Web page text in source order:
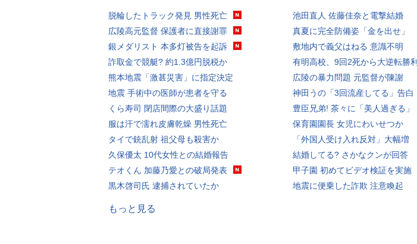
脱輪したトラック発見 男性死亡
広陵高元監督 保護者に直接謝罪
銀メダリスト 本多灯被告を起訴
詐取金で競艇? 約1.3億円脱税か
熊本地震「激甚災害」に指定決定
地震 手術中の医師が患者を守る
くら寿司 閉店間際の大盛り話題
服は汗で濡れ皮膚乾燥 男性死亡
タイで銃乱射 祖父母も殺害か
久保優太 10代女性との結婚報告
テオくん 加藤乃愛との破局発表
黒木啓司氏 逮捕されていたか
池田直人 佐藤佳奈と電撃結婚
真夏に完全防備姿「金を出せ」
敷地内で義父はねる 意識不明
有明高校、9回2死から大逆転勝利
広陵の暴力問題 元監督が陳謝
神田うの「3回流産してる」告白
豊臣兄弟! 茶々に「美人過ぎる」
保育園園長 女児にわいせつか
「外国人受け入れ反対」大幅増
結婚してる? さかなクンが回答
甲子園 初めてビデオ検証を実施
地震に便乗した詐欺 注意喚起
もっと見る